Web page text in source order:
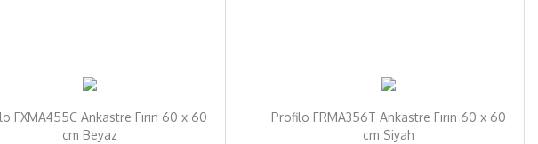
FXMA455C Ankastre Fırın 60 x 60
cm Beyaz
Profilo FRMA356T Ankastre Fırın 60 x 60
cm Siyah